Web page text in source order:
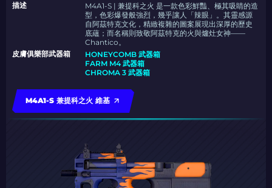
描述
M4A1-S | 兼提科之火 是一款色彩鮮豔、極其吸睛的造
型，色彩爆發般強烈，幾乎讓人「辣眼」。其靈感源
自阿茲特克文化，精緻複雜的圖案展現出深厚的歷史
底蘊；而名稱則致敬阿茲特克的火與爐灶女神——
Chantico。
皮膚俱樂部武器箱
HONEYCOMB 武器箱
FARM M4 武器箱
CHROMA 3 武器箱
M4A1-S 兼提科之火 維基